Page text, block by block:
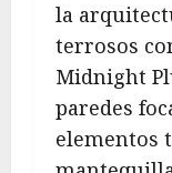
la
terrosos
Midnight
paredes
elementos